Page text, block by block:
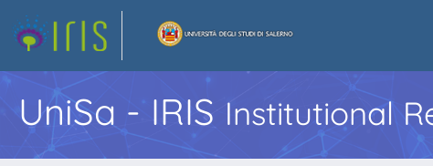
UniSa - IRIS Institutional